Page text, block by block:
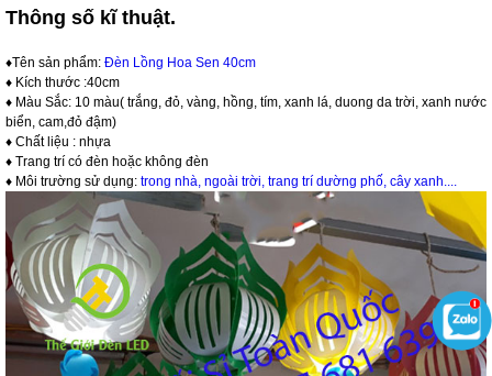
Thông số kĩ thuật.
♦Tên sản phẩm: Đèn Lồng Hoa Sen 40cm
♦ Kích thước :40cm
♦ Màu Sắc: 10 màu( trắng, đỏ, vàng, hồng, tím, xanh lá, duong da trời, xanh nước
biển, cam,đỏ đậm)
♦ Chất liệu : nhựa
♦ Trang trí có đèn hoặc không đèn
♦ Môi trường sử dụng: trong nhà, ngoài trời, trang trí dường phố, cây xanh....